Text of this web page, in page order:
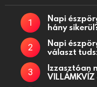
Napi
hány
Napi
választ
Izzasztóan
VILLÁMKVÍZ